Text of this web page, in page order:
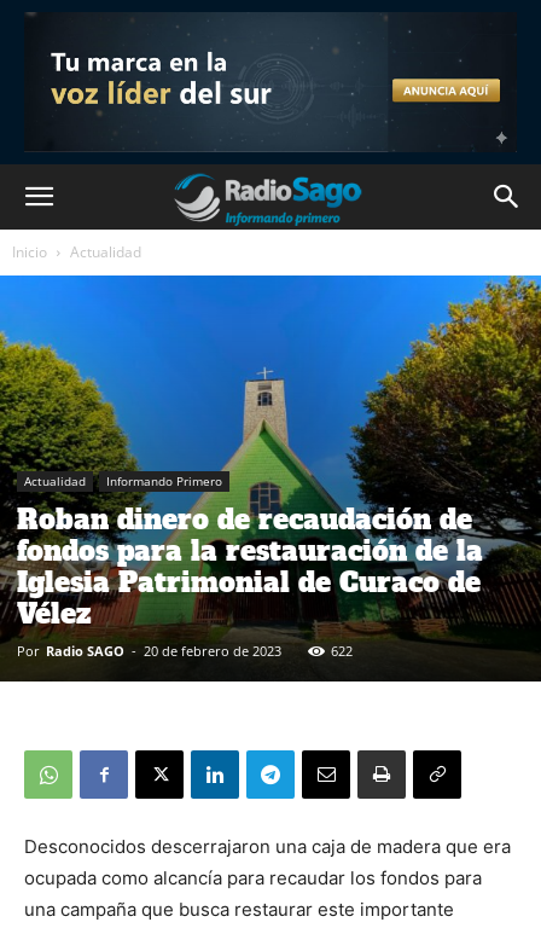
Inicio Actualidad
Actualidad Informando Primero
Roban dinero de recaudación de
fondos para la restauración de la
Iglesia Patrimonial de Curaco de
Vélez
Por Radio SAGO - 20 de febrero de 2023 622
Desconocidos descerrajaron una caja de madera que era
ocupada como alcancía para recaudar los fondos para
una campaña que busca restaurar este importante